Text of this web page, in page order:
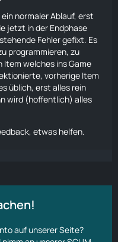
um 5$ teurer
So hätten alle
Kochbücher sich
im crafting anzeigen
bestehen die
so weit das keiner der
von der gleichen
für uns alle wenn
, nur bringt das
generiert werden
einfach nicht
normaler Ablauf, erst
jetzt in der Endphase
Fehler gefixt. Es
programmieren, zu
welches ins Game
vorherige Item
üblich, erst alles rein
wird (hoffentlich) alles
etwas helfen.
auf unserer Seite?